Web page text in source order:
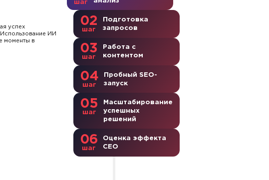
шаг
02
шаг
Подготовка
запросов
03
шаг
Работа с
контентом
04
шаг
Пробный SEO-
запуск
05
шаг
Масштабирование
успешных
решений
06
шаг
Оценка эффекта
СЕО
успех
ИИ
моменты в